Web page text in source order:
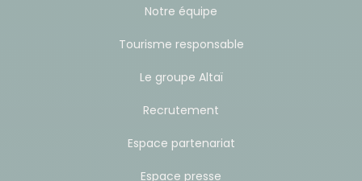
Notre équipe
Tourisme responsable
Le groupe Altaï
Recrutement
Espace partenariat
Espace presse